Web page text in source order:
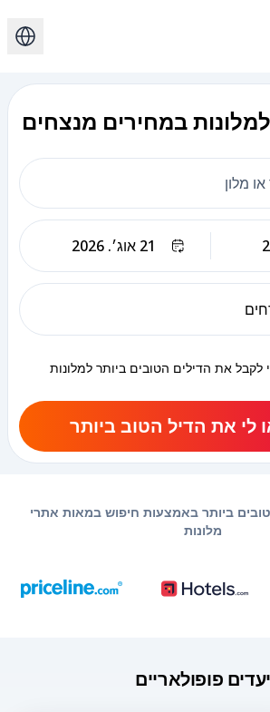
במחירים מנצחים
לקבל את הדילים הטובים ביותר למלונות
לי את הדיל הטוב ביותר
ביותר באמצעות חיפוש במאות אתרי
מלונות
יעדים פופולאריים